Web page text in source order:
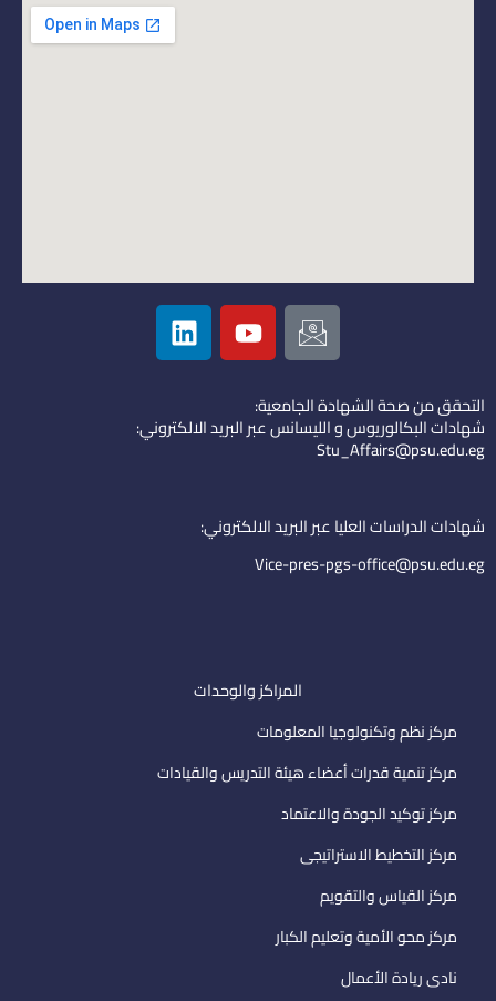
I
c
o
n
-
e
i
l
Y
o
u
u
b
L
i
n
e
d
التحقق من صحة الشهادة الجامعية:
شهادات البكالوريوس و الليسانس عبر البريد الالكتروني:
Stu_Affairs@psu.edu.eg
شهادات الدراسات العليا عبر البريد الالكتروني:
Vice-pres-pgs-office@psu.edu.eg
المراكز والوحدات
مركز نظم وتكنولوجيا المعلومات
مركز تنمية قدرات أعضاء هيئة التدريس والقيادات
مركز توكيد الجودة والاعتماد
مركز التخطيط الاستراتيجى
مركز القياس والتقويم
مركز محو الأمية وتعليم الكبار
نادى ريادة الأعمال